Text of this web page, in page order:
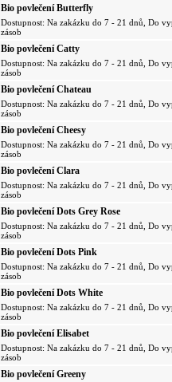
Bio povlečení Butterfly
Dostupnost: Na zakázku do 7 - 21 dnů, Do
zásob
Bio povlečení Catty
Dostupnost: Na zakázku do 7 - 21 dnů, Do
zásob
Bio povlečení Chateau
Dostupnost: Na zakázku do 7 - 21 dnů, Do
zásob
Bio povlečení Cheesy
Dostupnost: Na zakázku do 7 - 21 dnů, Do
zásob
Bio povlečení Clara
Dostupnost: Na zakázku do 7 - 21 dnů, Do
zásob
Bio povlečení Dots Grey Rose
Dostupnost: Na zakázku do 7 - 21 dnů, Do
zásob
Bio povlečení Dots Pink
Dostupnost: Na zakázku do 7 - 21 dnů, Do
zásob
Bio povlečení Dots White
Dostupnost: Na zakázku do 7 - 21 dnů, Do
zásob
Bio povlečení Elisabet
Dostupnost: Na zakázku do 7 - 21 dnů, Do
zásob
Bio povlečení Greeny